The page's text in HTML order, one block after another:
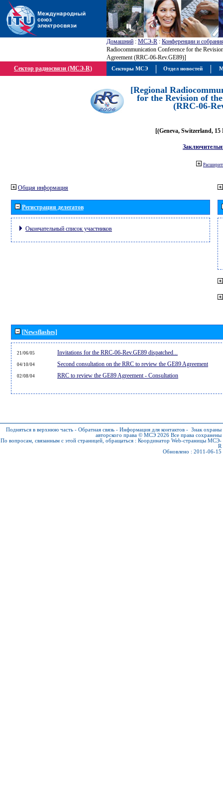
Домашний : МСЭ-R : Конференции и
Radiocommunication Conference for the
Agreement (RRC-06-Rev.GE89)]
Сектор радиосвязи (МСЭ-R)
[Regional
for the Revision of
(RRC-06-
[(Geneva, Switzerland, 15
Общая информация
Регистрация делегатов
Окончательный список участников
[Newsflashes]
21/06/05 Invitations for the RRC-06-Rev.GE89 dispatched...
04/10/04 Second consultation on the RRC to review the GE89 Agreement
02/08/04 RRC to review the GE89 Agreement - Consultation
Подняться в верхнюю часть - Обратная связь - Информация для контактов - Знак охраны
авторского права © МСЭ 2026 Все права сохранены
По вопросам, связанным с этой страницей, обращаться : Координатор Web-страницы МСЭ-
R
Обновлено : 2011-06-15
Секторы МСЭ Отдел новостей